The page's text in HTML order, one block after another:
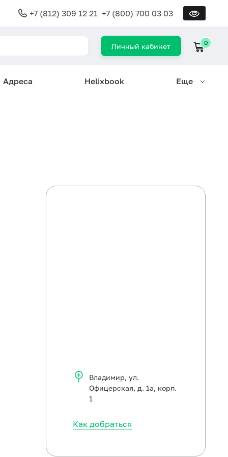
+7 (812) 309 12 21 +7 (800) 700 03 03
Личный кабинет 0
Адреса Helixbook Еще
Владимир, ул.
Офицерская, д. 1а, корп.
1
Как добраться